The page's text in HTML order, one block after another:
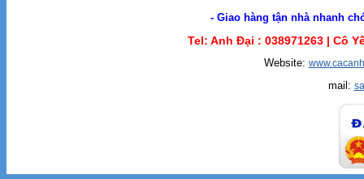
- Giao hàng tận nhà nhanh chóng. Cá
Tel: Anh Đại : 038971263 | Cô
Website:
mail: